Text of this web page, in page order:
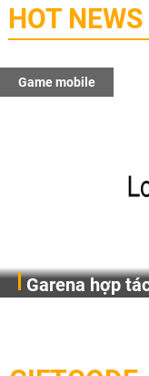
HOT NEWS
Game mobile
Garena hợp
cầu, theo giấy